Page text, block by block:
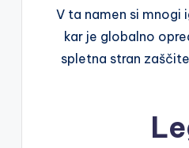
V ta namen si mnogi
kar je globalno
spletna stran